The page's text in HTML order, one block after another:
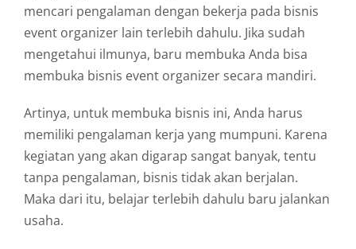
mencari pengalaman dengan bekerja pada bisnis
event organizer lain terlebih dahulu. Jika sudah
mengetahui ilmunya, baru membuka Anda bisa
membuka bisnis event organizer secara mandiri.
Artinya, untuk membuka bisnis ini, Anda harus
memiliki pengalaman kerja yang mumpuni. Karena
kegiatan yang akan digarap sangat banyak, tentu
tanpa pengalaman, bisnis tidak akan berjalan.
Maka dari itu, belajar terlebih dahulu baru jalankan
usaha.